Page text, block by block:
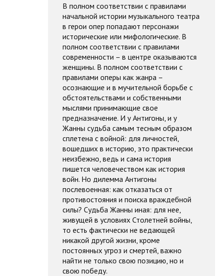
В полном соответствии с правилами
начальной истории музыкального театра
в герои опер попадают персонажи
исторические или мифологические. В
полном соответствии с правилами
современности – в центре оказываются
женщины. В полном соответствии с
правилами оперы как жанра –
осознающие и в мучительной борьбе с
обстоятельствами и собственными
мыслями принимающие свое
предназначение. И у Антигоны, и у
Жанны судьба самым тесным образом
сплетена с войной: для личностей,
вошедших в историю, это практически
неизбежно, ведь и сама история
пишется человечеством как история
войн. Но дилемма Антигоны
послевоенная: как отказаться от
противостояния и поиска враждебной
силы? Судьба Жанны иная: для нее,
живущей в условиях Столетней войны,
то есть фактически не ведающей
никакой другой жизни, кроме
постоянных угроз и смертей, важно
найти не только свою позицию, но и
свою победу.